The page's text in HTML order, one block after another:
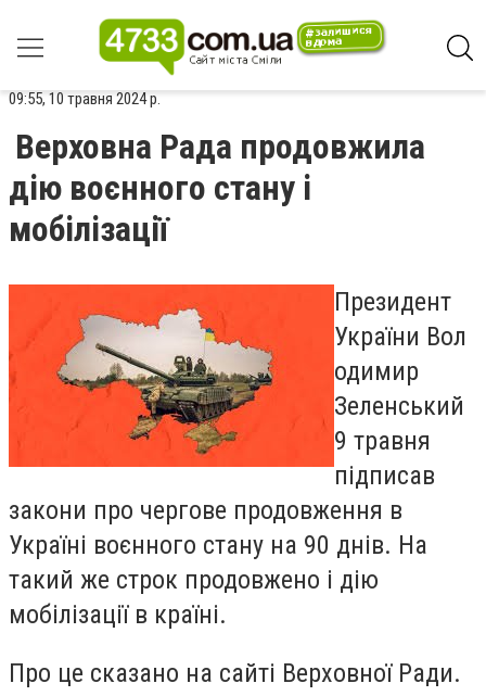
09:55, 10 травня 2024 р.
Верховна Рада продовжила
дію воєнного стану і
мобілізації
Президент
України Вол
одимир
Зеленський
9 травня
підписав
закони про чергове продовження в
Україні воєнного стану на 90 днів. На
такий же строк продовжено і дію
мобілізації в країні.
Про це сказано на сайті Верховної Ради.